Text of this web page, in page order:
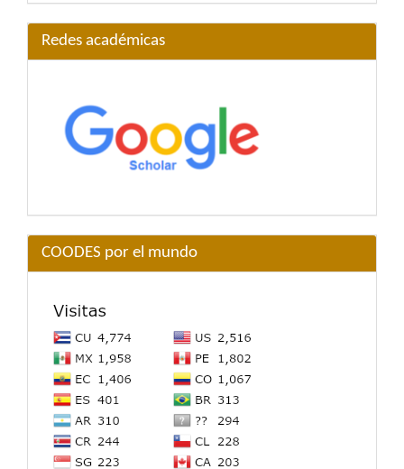
Redes académicas
COODES por el mundo